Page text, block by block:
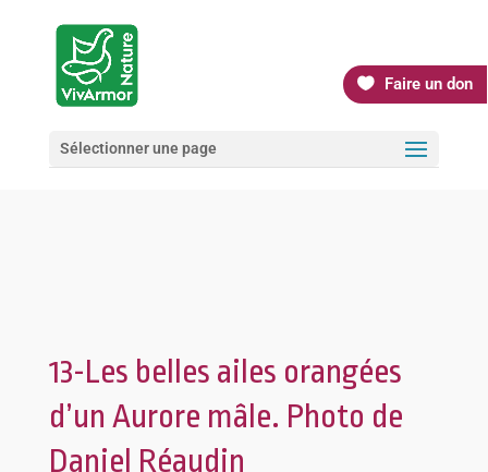
Faire un don
Sélectionner une page
13-Les belles ailes orangées
d’un Aurore mâle. Photo de
Daniel Réaudin